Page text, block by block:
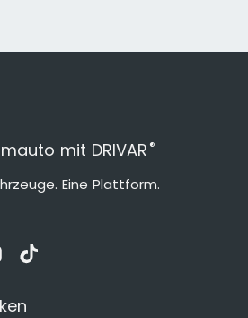
mit DRIVAR ®
Eine Plattform.